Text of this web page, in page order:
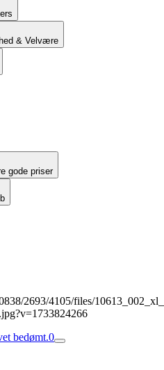
& Velvære
gode priser
2693/4105/files/
bedømt.0